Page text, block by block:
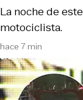
hace 7 min
La noche de
motociclista.